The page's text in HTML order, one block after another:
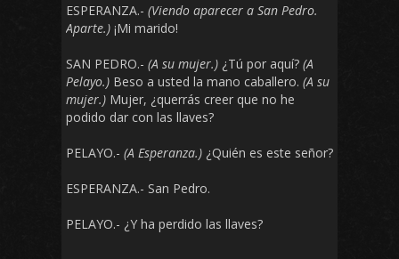
ESPERANZA.- (Viendo aparecer a San Pedro.
Aparte.) ¡Mi marido!
SAN PEDRO.- (A su mujer.) ¿Tú por aquí? (A
Pelayo.) Beso a usted la mano caballero. (A su
mujer.) Mujer, ¿querrás creer que no he
podido dar con las llaves?
PELAYO.- (A Esperanza.) ¿Quién es este señor?
ESPERANZA.- San Pedro.
PELAYO.- ¿Y ha perdido las llaves?